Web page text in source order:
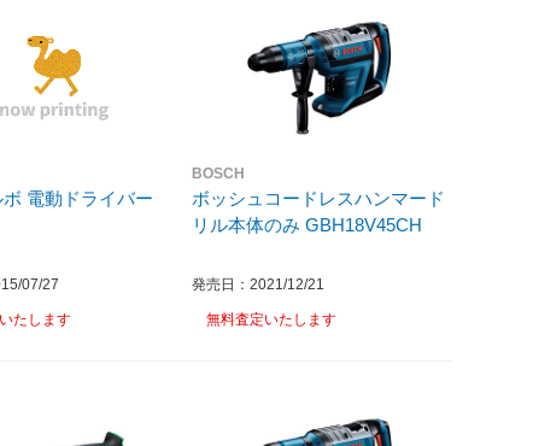
ボ 電動ドライバー
07/27
たします
BOSCH
ボッシュコードレスハンマード
リル本体のみ GBH18V45CH
発売日：2021/12/21
無料査定いたします